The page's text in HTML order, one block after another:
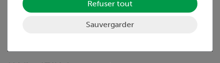
Refuser tout
Sauvergarder